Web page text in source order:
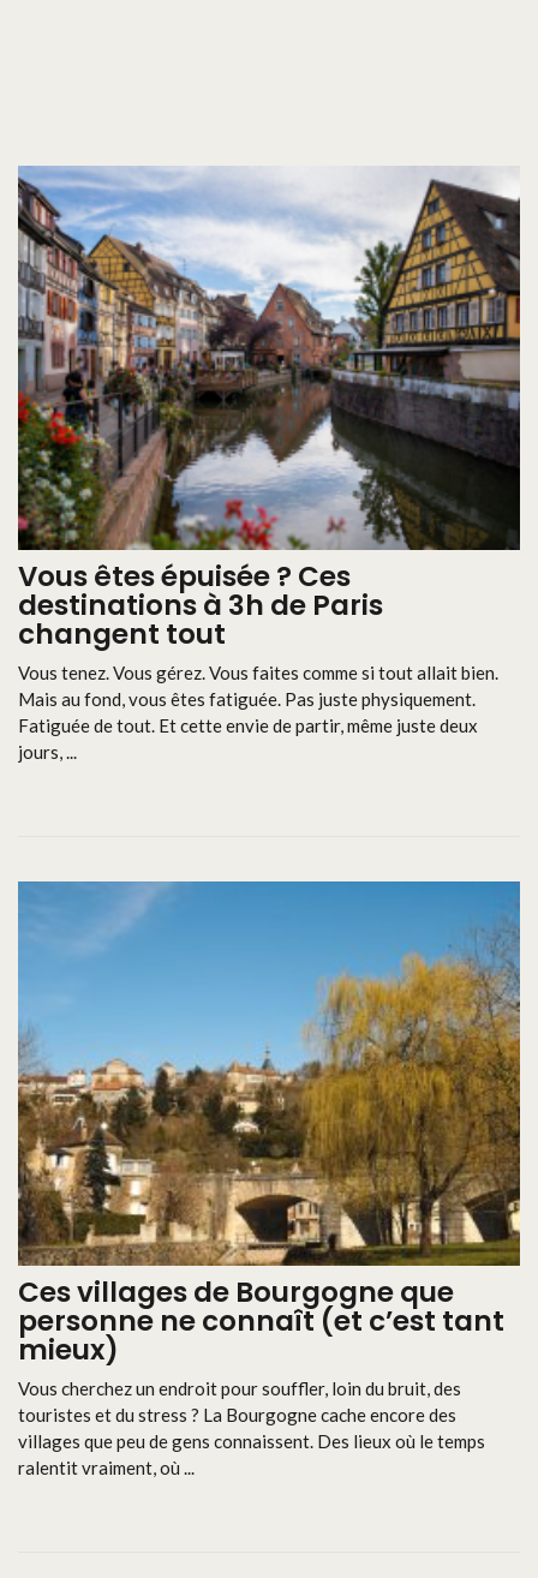
Vous êtes épuisée ? Ces
destinations à 3h de Paris
changent tout
Vous tenez. Vous gérez. Vous faites comme si tout allait bien.
Mais au fond, vous êtes fatiguée. Pas juste physiquement.
Fatiguée de tout. Et cette envie de partir, même juste deux
jours, ...
Ces villages de Bourgogne que
personne ne connaît (et c’est tant
mieux)
Vous cherchez un endroit pour souffler, loin du bruit, des
touristes et du stress ? La Bourgogne cache encore des
villages que peu de gens connaissent. Des lieux où le temps
ralentit vraiment, où ...